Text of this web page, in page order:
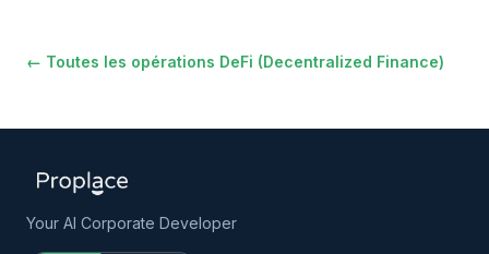
← Toutes les opérations DeFi (Decentralized Finance)
Your AI Corporate Developer